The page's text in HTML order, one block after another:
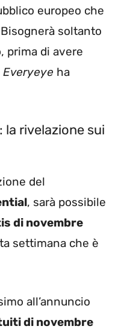
europeo che
soltanto
prima di avere
Everyeye ha
la rivelazione sui
del
, sarà possibile
di novembre
settimana che è
all’annuncio
di novembre